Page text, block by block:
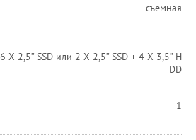
съемная
6 X 2,5” SSD или 2 X 2,5” SSD + 4 X 3,5” H
DD
1